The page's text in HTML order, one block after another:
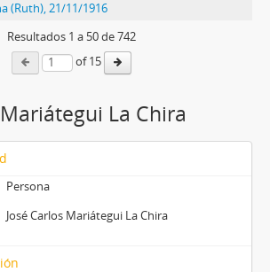
(Ruth), 21/11/1916
Resultados 1 a 50de 742
of 15
La Chira
Persona
José Carlos Mariátegui La Chira